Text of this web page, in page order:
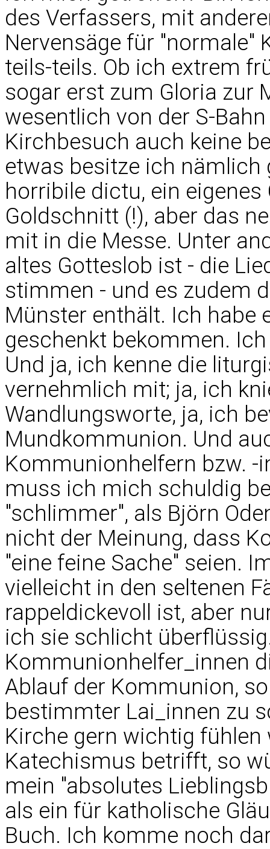
des Verfassers, mit
Nervensäge für "normale"
teils-teils. Ob ich extrem
sogar erst zum Gloria zur
wesentlich von der S-
Kirchbesuch auch keine
etwas besitze ich nämlich
horribile dictu, ein
Goldschnitt (!), aber das
mit in die Messe. Unter
altes Gotteslob ist - die
stimmen - und es zudem
Münster enthält. Ich habe
geschenkt bekommen.
Und ja, ich kenne die
vernehmlich mit; ja, ich
Wandlungsworte, ja, ich
Mundkommunion. Und
Kommunionhelfern bzw. -
muss ich mich schuldig
"schlimmer", als Björn
nicht der Meinung, dass
"eine feine Sache" seien.
vielleicht in den seltenen
rappeldickevoll ist, aber
ich sie schlicht
Kommunionhelfer_innen
Ablauf der Kommunion,
bestimmter Lai_innen zu
Kirche gern wichtig fühlen
Katechismus betrifft, so
mein "absolutes
als ein für katholische
Buch. Ich komme noch